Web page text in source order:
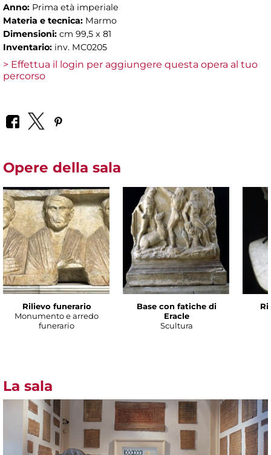
Anno: Prima età imperiale
Materia e tecnica: Marmo
Dimensioni: cm 99,5 x 81
Inventario: inv. MC0205
> Effettua il login per aggiungere questa opera al tuo
percorso
Opere della sala
Rilievo funerario
Monumento e arredo
funerario
Base con fatiche di
Eracle
Scultura
La sala